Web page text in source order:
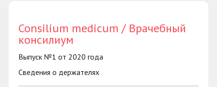
Consilium medicum / Врачебный
консилиум
Выпуск №1 от 2020 года
Сведения о держателях